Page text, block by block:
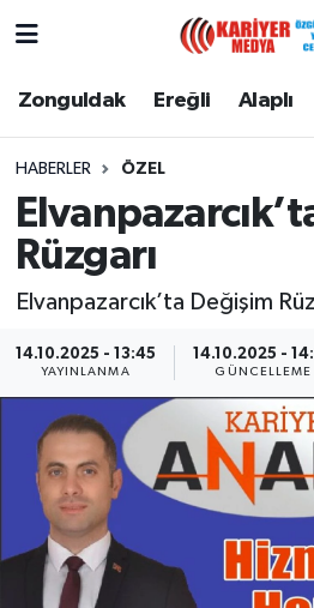
Zonguldak Ereğli Alaplı
HABERLER ÖZEL
Rüzgarı
Elvanpazarcık’ta Değişim
14.10.2025 - 13:45
YAYINLANMA
14.10.2025 -
GÜNCELLEME
Zonguldak
Alaplı
Kozlu
Çaycuma
Gökçebey
Devrek
Özel
Zonguldak Nöbetçi
Zonguldak Namaz
Zonguldak Trafik
Tüm Manşetler
Son Dakika Haberleri
Haber Arşivi